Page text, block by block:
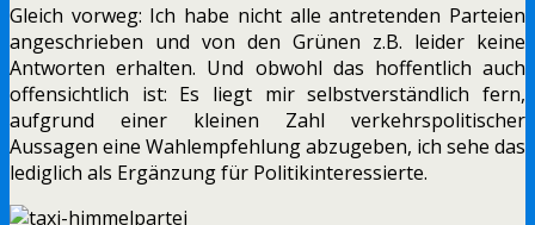
Gleich vorweg: Ich habe nicht alle antretenden Parteien
angeschrieben und von den Grünen z.B. leider keine
Antworten erhalten. Und obwohl das hoffentlich auch
offensichtlich ist: Es liegt mir selbstverständlich fern,
aufgrund einer kleinen Zahl verkehrspolitischer
Aussagen eine Wahlempfehlung abzugeben, ich sehe das
lediglich als Ergänzung für Politikinteressierte.